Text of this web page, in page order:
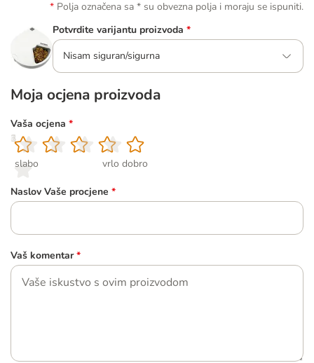
Polja označena sa * su obvezna polja i moraju se ispuniti.
Potvrdite varijantu proizvoda *
Nisam siguran/sigurna
Moja ocjena proizvoda
Vaša ocjena *
1
slabo
2
3
4
5
vrlo dobro
Naslov Vaše procjene *
Vaš komentar *